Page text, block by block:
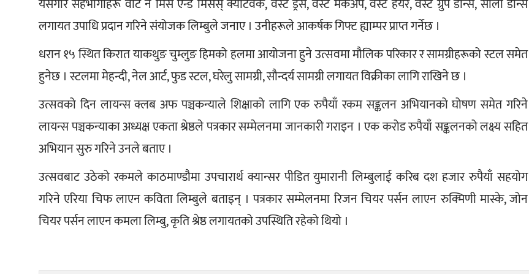
यसैगरि सहभागीहरू वाट नै मिस एन्ड मिसेस् क्याटवक, वेस्ट ड्रेस, वेस्ट मेकअप, वेस्ट हेयर, वेस्ट ग्रुप डान्स, सोलो डान्स
लगायत उपाधि प्रदान गरिने संयोजक लिम्बुले जनाए । उनीहरूले आकर्षक गिफ्ट ह्याम्पर प्राप्त गर्नेछ ।
धरान १५ स्थित किरात याकथुङ चुम्लुङ हिमको हलमा आयोजना हुने उत्सवमा मौलिक परिकार र सामग्रीहरूको स्टल समेत
हुनेछ । स्टलमा मेहन्दी, नेल आर्ट, फुड स्टल, घरेलु सामग्री, सौन्दर्य सामग्री लगायत विक्रीका लागि राखिने छ ।
उत्सवको दिन लायन्स क्लब अफ पञ्चकन्याले शिक्षाको लागि एक रुपैयाँ रकम सङ्कलन अभियानको घोषण समेत गरिने
लायन्स पञ्चकन्याका अध्यक्ष एकता श्रेष्ठले पत्रकार सम्मेलनमा जानकारी गराइन । एक करोड रुपैयाँ सङ्कलनको लक्ष्य सहित
अभियान सुरु गरिने उनले बताए ।
उत्सवबाट उठेको रकमले काठमाण्डौमा उपचारार्थ क्यान्सर पीडित युमारानी लिम्बुलाई करिब दश हजार रुपैयाँ सहयोग
गरिने एरिया चिफ लाएन कविता लिम्बुले बताइन् । पत्रकार सम्मेलनमा रिजन चियर पर्सन लाएन रुक्मिणी मास्के, जोन
चियर पर्सन लाएन कमला लिम्बु, कृति श्रेष्ठ लगायतको उपस्थिति रहेको थियो ।